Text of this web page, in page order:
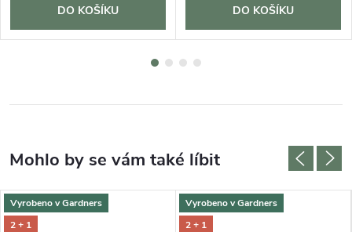
DO KOŠÍKU DO KOŠÍKU
Vyrobeno v Gardners
2 + 1
Vyrobeno v Gardners
2 + 1